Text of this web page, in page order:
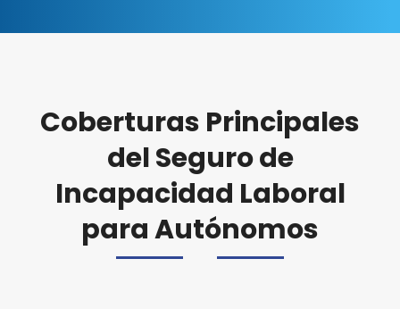
Coberturas Principales
del Seguro de
Incapacidad Laboral
para Autónomos